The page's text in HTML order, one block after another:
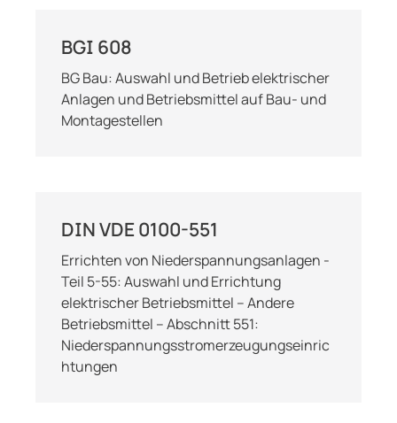
BGI 608
BG Bau: Auswahl und Betrieb elektrischer
Anlagen und Betriebsmittel auf Bau- und
Montagestellen
DIN VDE 0100-551
Errichten von Niederspannungsanlagen -
Teil 5-55: Auswahl und Errichtung
elektrischer Betriebsmittel – Andere
Betriebsmittel – Abschnitt 551:
Niederspannungsstromerzeugungseinric
htungen